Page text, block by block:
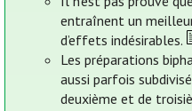
entraînent un
d’effets indésirables.
Les préparations
aussi parfois
deuxième et de